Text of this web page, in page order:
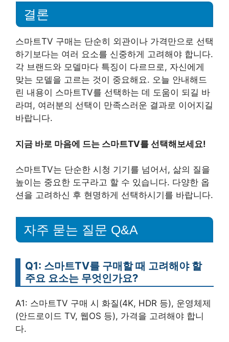
결론
스마트TV 구매는 단순히 외관이나 가격만으로 선택
하기보다는 여러 요소를 신중하게 고려해야 합니다.
각 브랜드와 모델마다 특징이 다르므로, 자신에게
맞는 모델을 고르는 것이 중요해요. 오늘 안내해드
린 내용이 스마트TV를 선택하는 데 도움이 되길 바
라며, 여러분의 선택이 만족스러운 결과로 이어지길
바랍니다.
지금 바로 마음에 드는 스마트TV를 선택해보세요!
스마트TV는 단순한 시청 기기를 넘어서, 삶의 질을
높이는 중요한 도구라고 할 수 있습니다. 다양한 옵
션을 고려하신 후 현명하게 선택하시기를 바랍니다.
자주 묻는 질문 Q&A
Q1: 스마트TV를 구매할 때 고려해야 할
주요 요소는 무엇인가요?
A1: 스마트TV 구매 시 화질(4K, HDR 등), 운영체제
(안드로이드 TV, 웹OS 등), 가격을 고려해야 합니
다.